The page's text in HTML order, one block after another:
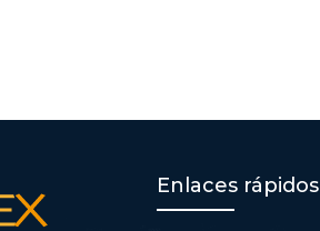
Enlaces rápidos